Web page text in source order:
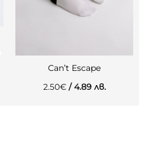
Can’t Escape
2.50€/ 4.89 лв.